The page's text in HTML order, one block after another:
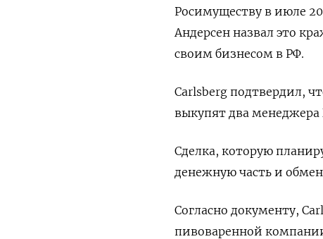
Росимуществу в июле
Андерсен назвал это
своим бизнесом в РФ.
Carlsberg подтвердил,
выкупят два менеджера
Сделка, которую
денежную часть и
Согласно документу,
пивоваренной